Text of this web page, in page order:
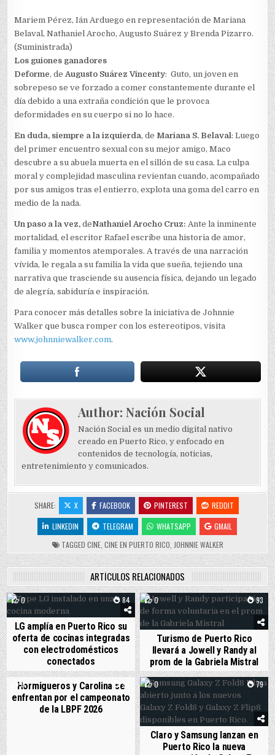
Mariem Pérez, Ián Arduego en representación de Mariana
Belaval, Nathaniel Arocho, Augusto Suárez y Brenda Pizarro.
(Suministrada)
Los guiones ganadores
Deforme, deAugusto Suárez Vincenty: Guto, un joven en
sobrepeso se ve forzado a comer constantemente durante el
día debido a una extraña condición que le provoca
deformidades en su cuerpo si no lo hace.
En duda, siempre a la izquierda, de Mariana S. Belaval: Luego
del primer encuentro sexual con su mejor amigo, Maco
descubre a su abuela muerta en el sillón de su casa. La culpa
moral y complejidad masculina revientan cuando, acompañado
por sus amigos tras el entierro, explota una goma del carro en
medio de la nada.
Un paso a la vez,deNathaniel Arocho Cruz:Ante la inminente
mortalidad, el escritor Rafael escribe una historia de amor,
familia y momentos atemporales. A través de una narración
vívida, le regala a su familia la vida que sueña, tejiendo una
narrativa que trasciende su ausencia física, dejando un legado
de alegría, sabiduría e inspiración.
Para conocer más detalles sobre la iniciativa de Johnnie
Walker que busca romper con los estereotipos, visita
www.johnniewalker.com.
Author:Nación Social
Nación Social es un medio digital nativo
creado en Puerto Rico, y enfocado en
contenidos de tecnología, noticias,
entretenimiento y comunicados.
SHARE: X FACEBOOK PINTEREST
REDDIT
LINKEDIN
TELEGRAM WHATSAPP
GMAIL
TAGGED CINE, CINE EN PUERTO RICO JOHNNIE WALKER
ARTÍCULOS RELACIONADOS
0 84
LG amplía en Puerto Rico su
oferta de cocinas integradas
con electrodomésticos
conectados
0 93
Turismo de Puerto Rico
llevará a Jowell y Randy al
prom de la Gabriela Mistral
0 80
Hormigueros y Carolina se
enfrentan por el campeonato
de la LBPF 2026
0 79
Claro y Samsung lanzan en
Puerto Rico la nueva